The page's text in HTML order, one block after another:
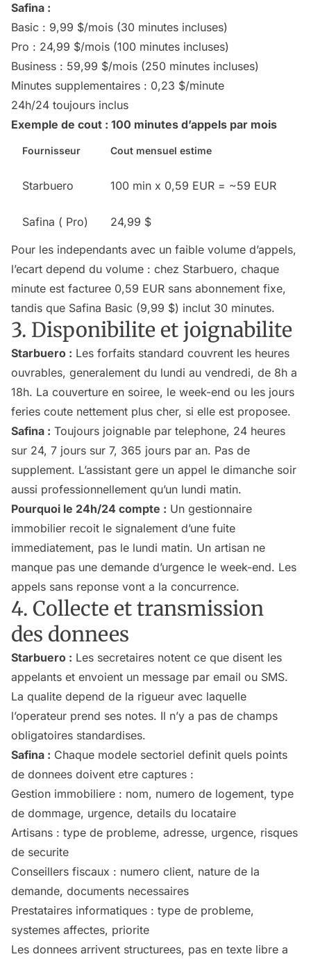
Safina :
Basic : 9,99 $/mois (30 minutes incluses)
Pro : 24,99 $/mois (100 minutes incluses)
Business : 59,99 $/mois (250 minutes incluses)
Minutes supplementaires : 0,23 $/minute
24h/24 toujours inclus
Exemple de cout : 100 minutes d’appels par mois
Fournisseur Cout mensuel estime
Starbuero 100 min x 0,59 EUR = ~59 EUR
Safina ( Pro)
24,99 $
Pour les independants avec un faible volume d’appels,
l’ecart depend du volume : chez Starbuero, chaque
minute est facturee 0,59 EUR sans abonnement fixe,
tandis que Safina Basic (9,99 $) inclut 30 minutes.
3. Disponibilite et joignabilite
Starbuero : Les forfaits standard couvrent les heures
ouvrables, generalement du lundi au vendredi, de 8h a
18h. La couverture en soiree, le week-end ou les jours
feries coute nettement plus cher, si elle est proposee.
Safina : Toujours joignable par telephone, 24 heures
sur 24, 7 jours sur 7, 365 jours par an. Pas de
supplement. L’assistant gere un appel le dimanche soir
aussi professionnellement qu’un lundi matin.
Pourquoi le 24h/24 compte : Un gestionnaire
immobilier recoit le signalement d’une fuite
immediatement, pas le lundi matin. Un artisan ne
manque pas une demande d’urgence le week-end. Les
appels sans reponse vont a la concurrence.
4. Collecte et transmission
des donnees
Starbuero : Les secretaires notent ce que disent les
appelants et envoient un message par email ou SMS.
La qualite depend de la rigueur avec laquelle
l’operateur prend ses notes. Il n’y a pas de champs
obligatoires standardises.
Safina : Chaque modele sectoriel definit quels points
de donnees doivent etre captures :
Gestion immobiliere : nom, numero de logement, type
de dommage, urgence, details du locataire
Artisans : type de probleme, adresse, urgence, risques
de securite
Conseillers fiscaux : numero client, nature de la
demande, documents necessaires
Prestataires informatiques : type de probleme,
systemes affectes, priorite
Les donnees arrivent structurees, pas en texte libre a